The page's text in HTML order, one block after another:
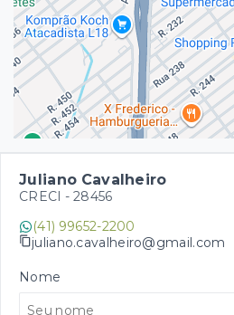
Juliano Cavalheiro
CRECI - 28456
(41) 99652-2200
juliano.cavalheiro@gmail.com
Nome